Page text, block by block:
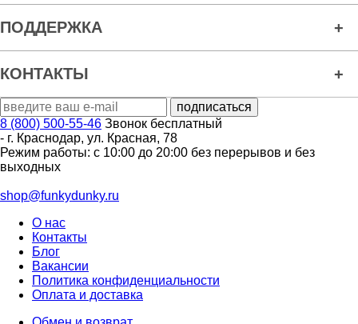
ПОДДЕРЖКА
КОНТАКТЫ
8 (800) 500-55-46 Звонок бесплатный
- г. Краснодар, ул. Красная, 78
Режим работы: с 10:00 до 20:00 без перерывов и без
выходных
shop@funkydunky.ru
О нас
Контакты
Блог
Вакансии
Политика конфиденциальности
Оплата и доставка